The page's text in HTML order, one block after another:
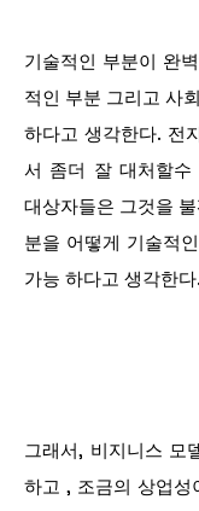
기술적인 부분이 완
적인 부분 그리고 사
하다고 생각한다. 전
서 좀더 잘 대처할수
대상자들은 그것을
분을 어떻게 기술적
가능 하다고 생각한다.
그래서, 비지니스 모
하고 , 조금의 상업성